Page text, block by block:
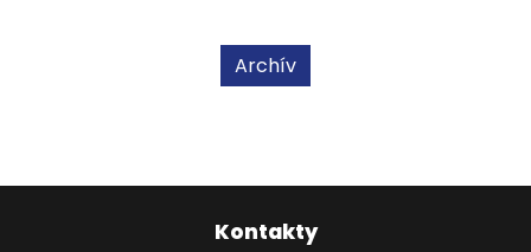
Archív
Kontakty